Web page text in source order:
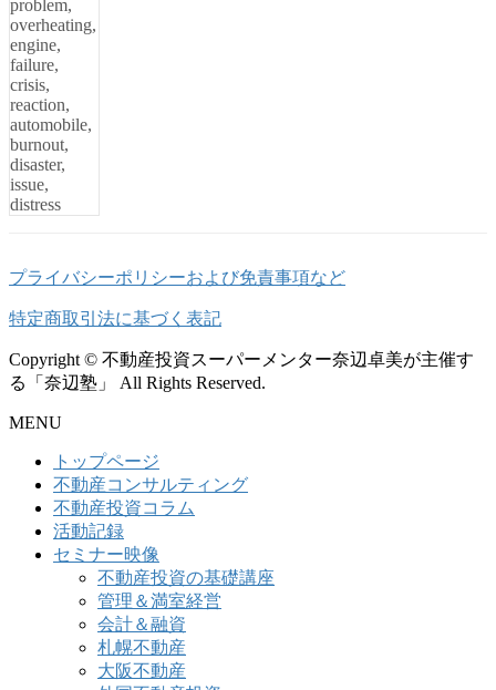
プライバシーポリシーおよび免責事項など
特定商取引法に基づく表記
Copyright © 不動産投資スーパーメンター奈辺卓美が主催す
る「奈辺塾」 All Rights Reserved.
MENU
トップページ
不動産コンサルティング
不動産投資コラム
活動記録
セミナー映像
不動産投資の基礎講座
管理＆満室経営
会計＆融資
札幌不動産
大阪不動産